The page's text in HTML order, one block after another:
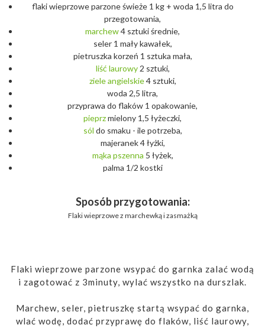
flaki wieprzowe parzone świeże 1 kg + woda 1,5 litra do
przegotowania,
marchew4 sztuki średnie,
seler 1 mały kawałek,
pietruszka korzeń 1 sztuka mała,
liść laurowy2 sztuki,
ziele angielskie4 sztuki,
woda 2,5 litra,
przyprawa do flaków 1 opakowanie,
pieprzmielony 1,5 łyżeczki,
sól do smaku - ile potrzeba,
majeranek 4 łyżki,
mąka pszenna 5 łyżek,
palma 1/2 kostki
Sposób przygotowania:
Flaki wieprzowe z marchewką i zasmażką
Flaki wieprzowe parzone wsypać do garnka zalać wodą
i zagotować z 3minuty, wylać wszystko na durszlak.
Marchew, seler, pietruszkę startą wsypać do garnka,
wlać wodę, dodać przyprawę do flaków, liść laurowy,